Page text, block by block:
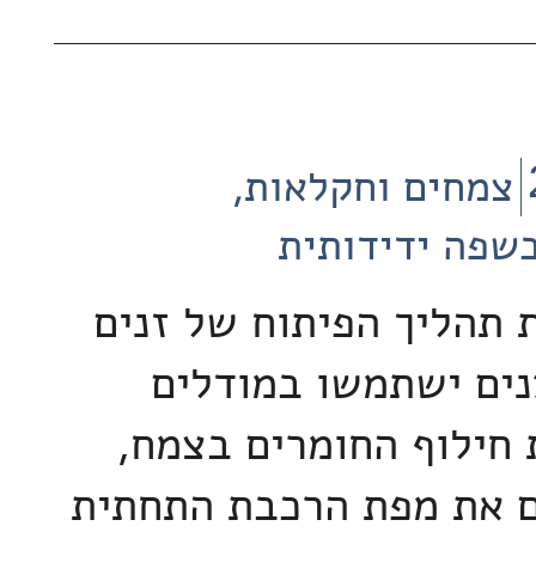
צמחים וחקלאות
ידידותית
תהליך הפיתוח של זנים
ישתמשו במודלים
החומרים בצמח,
את מפת הרכבת התחתית